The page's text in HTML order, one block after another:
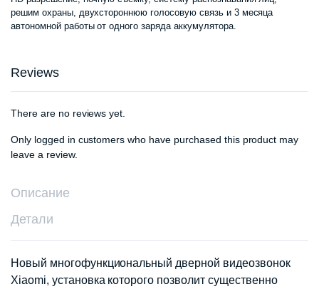
1
550
решим охраны, двухстороннюю голосовую связь и 3 месяца
автономной работы от одного заряда аккумулятора.
Reviews
There are no reviews yet.
Only logged in customers who have purchased this product may
leave a review.
Описание
Детали
Новый многофункциональный дверной видеозвонок
Xiaomi, установка которого позволит существенно